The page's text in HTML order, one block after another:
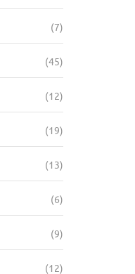
(7)
(45)
(12)
(19)
(13)
(6)
(9)
(12)